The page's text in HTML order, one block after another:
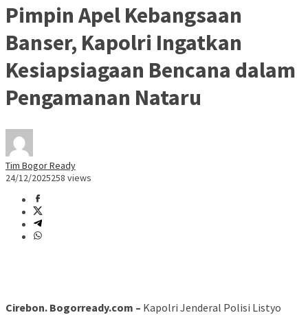
Pimpin Apel Kebangsaan
Banser, Kapolri Ingatkan
Kesiapsiagaan Bencana dalam
Pengamanan Nataru
Tim Bogor Ready
24/12/2025258 views
Cirebon. Bogorready.com – Kapolri Jenderal Polisi Listyo